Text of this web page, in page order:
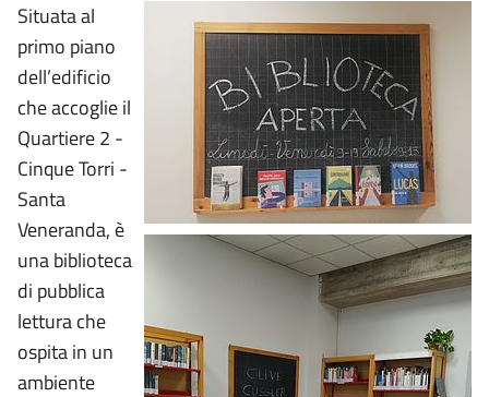
Situata al
primo piano
dell’edificio
che accoglie il
Quartiere 2 -
Cinque Torri -
Santa
Veneranda, è
una biblioteca
di pubblica
lettura che
ospita in un
ambiente